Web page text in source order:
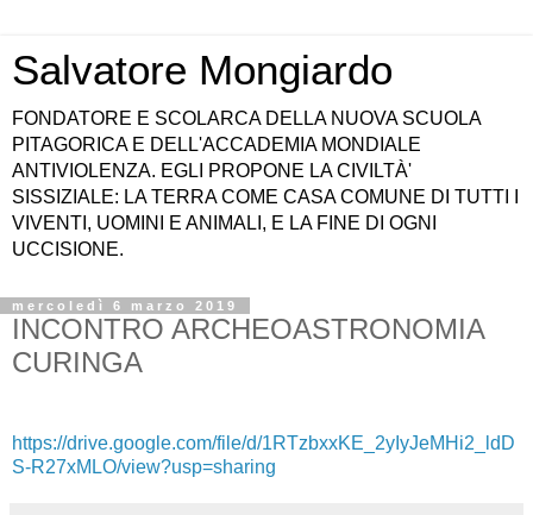
Salvatore Mongiardo
FONDATORE E SCOLARCA DELLA NUOVA SCUOLA
PITAGORICA E DELL'ACCADEMIA MONDIALE
ANTIVIOLENZA. EGLI PROPONE LA CIVILTÀ'
SISSIZIALE: LA TERRA COME CASA COMUNE DI TUTTI I
VIVENTI, UOMINI E ANIMALI, E LA FINE DI OGNI
UCCISIONE.
mercoledì 6 marzo 2019
INCONTRO ARCHEOASTRONOMIA
CURINGA
https://drive.google.com/file/d/1RTzbxxKE_2yIyJeMHi2_ldD
S-R27xMLO/view?usp=sharing